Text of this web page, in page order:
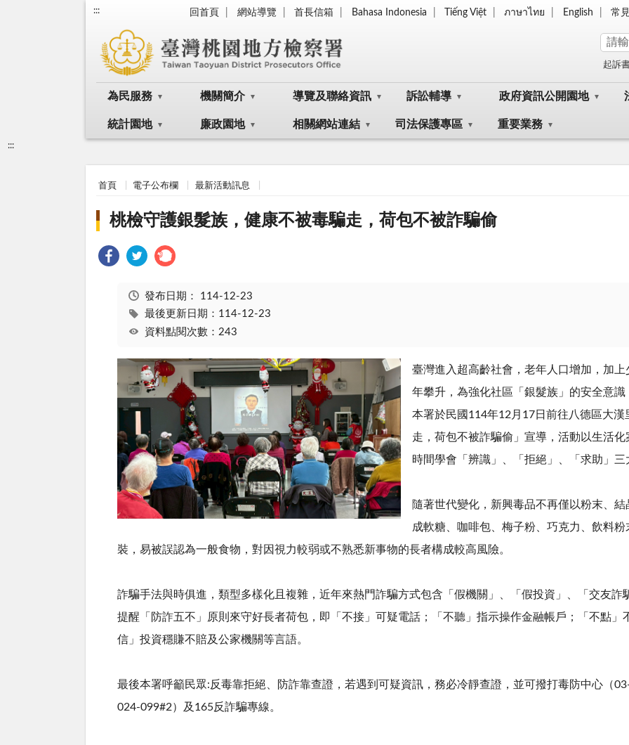
::: 回首頁 網站導覽 首長信箱 Bahasa Indonesia Tiếng Việt ภาษาไทย English 常
起訴
為民服務 機關簡介 導覽及聯絡資訊 訴訟輔導 政府資訊公開園地
統計園地 廉政園地 相關網站連結 司法保護專區 重要業務
:::
首頁 電子公布欄 最新活動訊息
桃檢守護銀髮族，健康不被毒騙走，荷包不被詐騙偷
發布日期： 114-12-23
最後更新日期：114-12-23
資料點閱次數：243
臺灣進入超高齡社會，老年人口增加，加
年攀升，為強化社區「銀髮族」的安全意
本署於民國 114年12月 17日前往八德區大
走，荷包不被詐騙偷」宣導，活動以生活
時間學會「辨識」、「拒絕」、「求助」三
隨著世代變化，新興毒品不再僅以粉末、
成軟糖、咖啡包、梅子粉、巧克力、飲料
裝，易被誤認為一般食物，對因視力較弱或不熟悉新事物的長者構成較高風險。
詐騙手法與時俱進，類型多樣化且複雜，近年來熱門詐騙方式包含「假機關」、「假投資」、「交友
提醒「防詐五不」原則來守好長者荷包，即「不接」可疑電話；「不聽」指示操作金融帳戶；「不點」
信」投資穩賺不賠及公家機關等言語。
最後本署呼籲民眾:反毒靠拒絕、防詐靠查證，若遇到可疑資訊，務必冷靜查證，並可撥打毒防中心（
024-099#2）及 165反詐騙專線。